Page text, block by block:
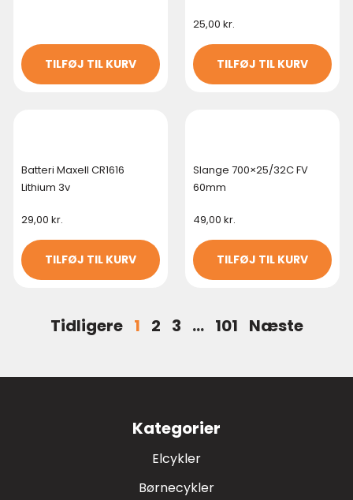
TILFØJ TIL KURV
25,00 kr.
TILFØJ TIL KURV
Batteri Maxell CR1616
Lithium 3v
29,00 kr.
TILFØJ TIL KURV
Slange 700×25/32C FV
60mm
49,00 kr.
TILFØJ TIL KURV
Tidligere 1 2 3 … 101 Næste
Kategorier
Elcykler
Børnecykler